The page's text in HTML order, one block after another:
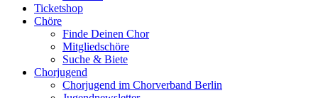
Ticketshop
Chöre
Finde Deinen Chor
Mitgliedschöre
Suche & Biete
Chorjugend
Chorjugend im Chorverband Berlin